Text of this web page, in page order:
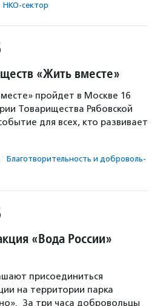
НКО-сектор
«Жить вместе»
пройдет в Москве 16
Товарищества Рябовской
для всех, кто развивает
· Благотвори­тель­ность и доброволь­
«Вода России»
присоединиться
на территории парка
За три часа добровольцы